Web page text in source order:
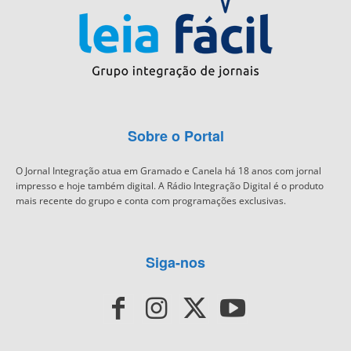
Sobre o Portal
O Jornal Integração atua em Gramado e Canela há 18 anos com jornal
impresso e hoje também digital. A Rádio Integração Digital é o produto
mais recente do grupo e conta com programações exclusivas.
Siga-nos